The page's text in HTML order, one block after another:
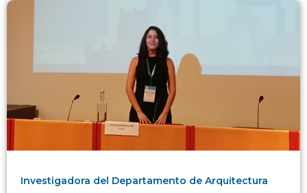
Investigadora del Departamento de Arquitectura